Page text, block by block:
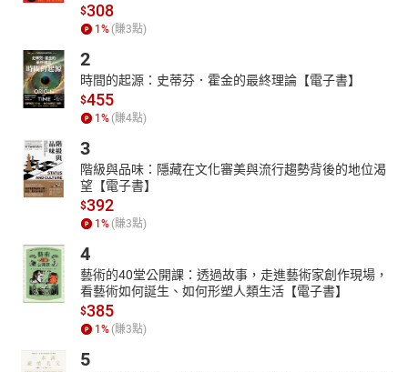
智能大数据方面的工作。在人工智能领域有着丰富的经验，擅长使
用机器学习和深度学习等技术解决实际问题。曹军，软件工程师，
毕业于西南大学，主要从事软件开发的教育工作，曾参与多项智能
软件系统设计开发工作，对大数据、人工智能的应用有丰富的实战
经验，致力于将全栈开发和大数据人工智能引入到教育行业，培养
更多的科技实践性人才。
$308
1 % (賺3點)
2
時間的起源：史蒂芬．霍金的最終理論【電子書】
$455
1 % (賺4點)
3
階級與品味：隱藏在文化審美與流行趨勢背後的地位渴
望【電子書】
$392
1 % (賺3點)
4
藝術的40堂公開課：透過故事，走進藝術家創作現場，
看藝術如何誕生、如何形塑人類生活【電子書】
$385
1 % (賺3點)
5